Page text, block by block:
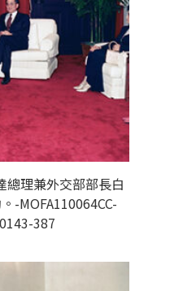
總理兼外交部部長白
-MOFA110064CC-
387